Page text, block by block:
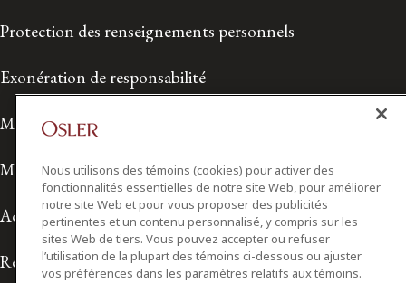
Protection des renseignements personnels
Exonération de responsabilité
Modalités de prestation de services
Modalités d'utilisation
Accessibilité
Relations avec les médias
Nous utilisons des témoins (cookies) pour activer des
fonctionnalités essentielles de notre site Web, pour améliorer
notre site Web et pour vous proposer des publicités
pertinentes et un contenu personnalisé, y compris sur les
sites Web de tiers. Vous pouvez accepter ou refuser
l’utilisation de la plupart des témoins ci-dessous ou ajuster
vos préférences dans les paramètres relatifs aux témoins.